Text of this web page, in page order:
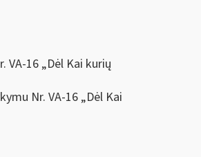
16 „Dėl Kai kurių
Nr. VA-16 „Dėl Kai